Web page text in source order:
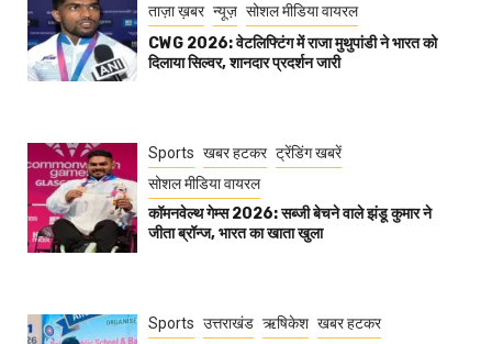
ताज़ा ख़बर न्यूज़ सोशल मीडिया वायरल
CWG 2026: वेटलिफ्टिंग में राजा मुथुपांडी ने भारत को
दिलाया सिल्वर, शानदार प्रदर्शन जारी
Sports खबर हटकर ट्रेंडिंग खबरें
सोशल मीडिया वायरल
कॉमनवेल्थ गेम्स 2026: सब्जी बेचने वाले झंडू कुमार ने
जीता ब्रॉन्ज, भारत का खाता खुला
Sports उत्तराखंड ऋषिकेश खबर हटकर